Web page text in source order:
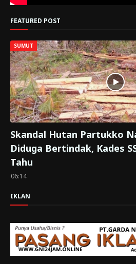
FEATURED POST
SUMUT
Skandal Hutan Partukko
Diduga Bertindak, Kades
Tahu
06:14
IKLAN